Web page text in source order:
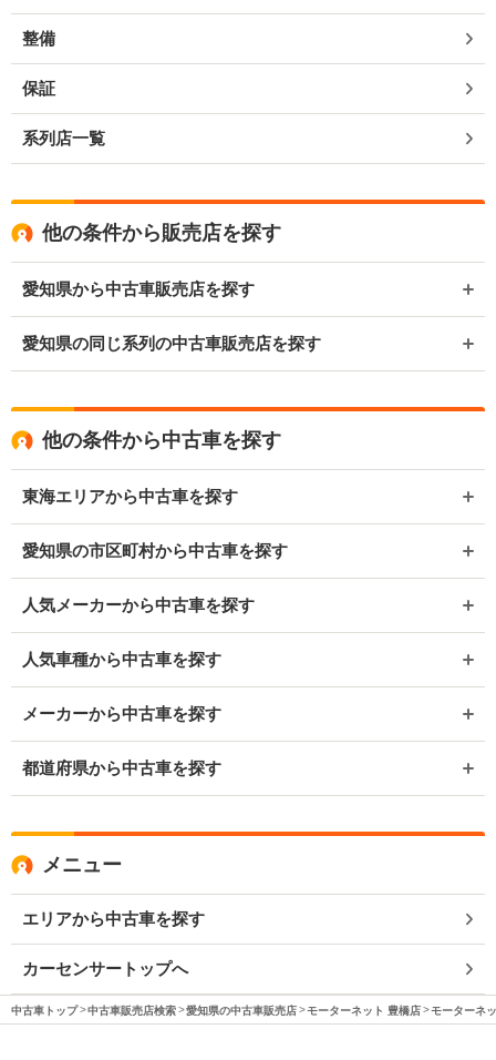
整備
保証
系列店一覧
他の条件から販売店を探す
愛知県から中古車販売店を探す
愛知県の同じ系列の中古車販売店を探す
他の条件から中古車を探す
東海エリアから中古車を探す
愛知県の市区町村から中古車を探す
人気メーカーから中古車を探す
人気車種から中古車を探す
メーカーから中古車を探す
都道府県から中古車を探す
メニュー
エリアから中古車を探す
カーセンサートップへ
中古車トップ 中古車販売店検索 愛知県の中古車販売店 モーターネット 豊橋店 モーターネ